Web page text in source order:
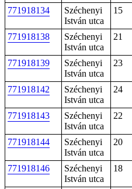
771918134
Széchenyi
István utca
15
771918138
Széchenyi
István utca
21
771918139
Széchenyi
István utca
23
771918142
Széchenyi
István utca
24
771918143
Széchenyi
István utca
22
771918144
Széchenyi
István utca
20
771918146
Széchenyi
István utca
18